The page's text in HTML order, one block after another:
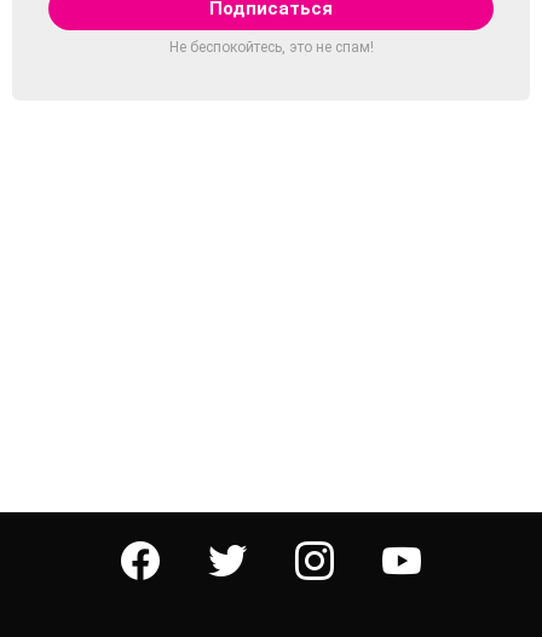
Не беспокойтесь, это не спам!
facebook twitter instagram